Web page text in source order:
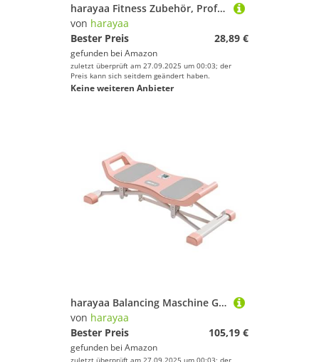
harayaa Fitness Zubehör, Professionelle, Hochwertige, Praktische Und Langlebige Seilzüge, Stahlkabel, 5m
von harayaa
Bester Preis
28,89 €
gefunden bei Amazon
zuletzt überprüft am 27.09.2025 um 00:03; der
Preis kann sich seitdem geändert haben.
Keine weiteren Anbieter
harayaa Balancing Maschine Ganzkörpertraining Taille Gleitski Simulator Gleitstepper, Rosa
von harayaa
Bester Preis
105,19 €
gefunden bei Amazon
zuletzt überprüft am 27.09.2025 um 00:03; der